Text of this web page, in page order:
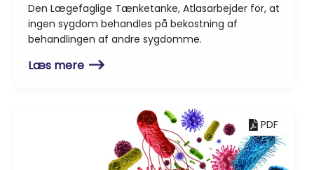
Den Lægefaglige Tænketanke, Atlasarbejder for, at
ingen sygdom behandles på bekostning af
behandlingen af andre sygdomme.
Læs mere
PDF